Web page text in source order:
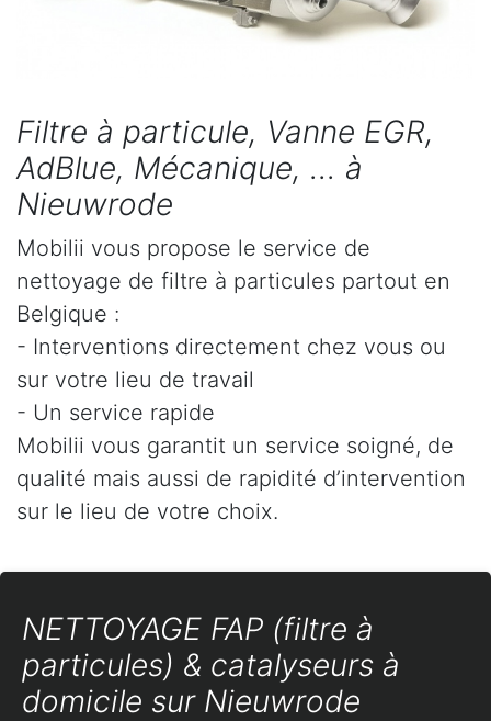
Filtre à particule, Vanne EGR,
AdBlue, Mécanique, ... à
Nieuwrode
Mobilii vous propose le service de
nettoyage de filtre à particules partout en
Belgique :
- Interventions directement chez vous ou
sur votre lieu de travail
- Un service rapide
Mobilii vous garantit un service soigné, de
qualité mais aussi de rapidité d’intervention
sur le lieu de votre choix.
NETTOYAGE FAP (filtre à
particules) & catalyseurs à
domicile sur Nieuwrode